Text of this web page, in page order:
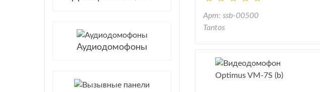
Аудиодомофоны
Арт: ssb-00500
Tantos